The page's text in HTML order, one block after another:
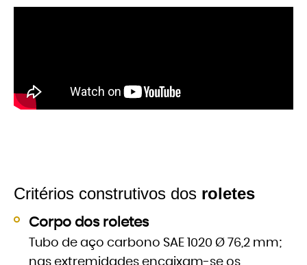
Critérios construtivos dos roletes
Corpo dos roletes
Tubo de aço carbono SAE 1020 Ø 76,2 mm;
nas extremidades encaixam-se os